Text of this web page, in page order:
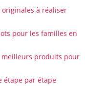
originales à réaliser
pour les familles en
meilleurs produits pour
étape par étape